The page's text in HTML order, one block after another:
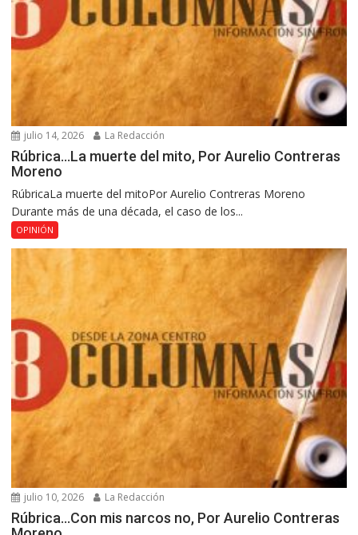
julio 14, 2026 La Redacción
Rúbrica…La muerte del mito, Por Aurelio Contreras
Moreno
RúbricaLa muerte del mitoPor Aurelio Contreras Moreno
Durante más de una década, el caso de los...
OPINIÓN
julio 10, 2026 La Redacción
Rúbrica…Con mis narcos no, Por Aurelio Contreras